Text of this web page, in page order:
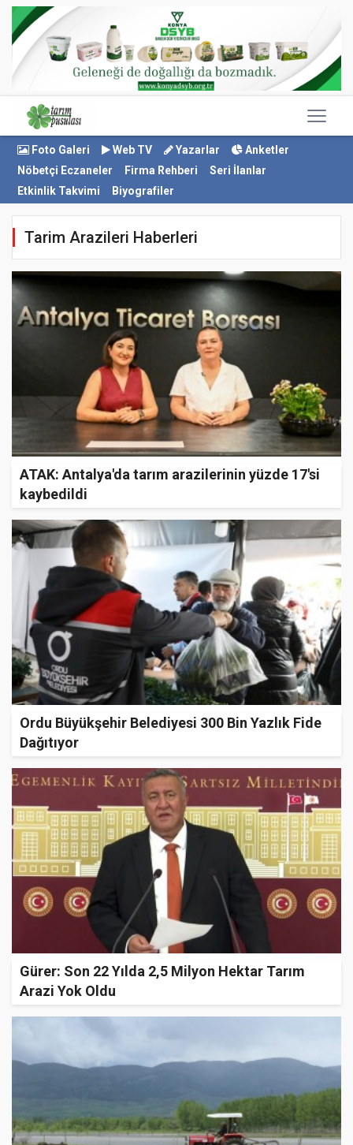
Foto Galeri Web TV Yazarlar
Anketler
Nöbetçi Eczaneler
Firma Rehberi
Seri İlanlar
Etkinlik Takvimi
Biyografiler
Tarim Arazileri Haberleri
ATAK: Antalya'da tarım arazilerinin yüzde 17'si
kaybedildi
Ordu Büyükşehir Belediyesi 300 Bin Yazlık Fide
Dağıtıyor
Gürer: Son 22 Yılda 2,5 Milyon Hektar Tarım
Arazi Yok Oldu